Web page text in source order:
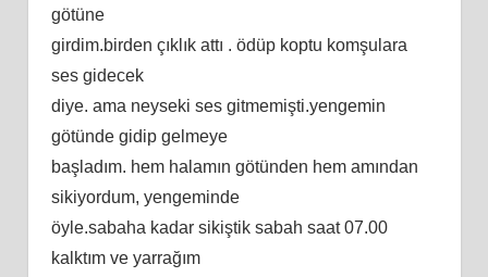
götüne
girdim.birden çıklık attı . ödüp koptu komşulara
ses gidecek
diye. ama neyseki ses gitmemişti.yengemin
götünde gidip gelmeye
başladım. hem halamın götünden hem amından
sikiyordum, yengeminde
öyle.sabaha kadar sikiştik sabah saat 07.00
kalktım ve yarrağım